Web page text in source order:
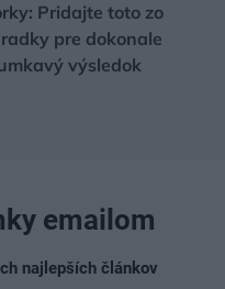
Pridajte toto zo
pre dokonale
výsledok
emailom
najlepších článkov